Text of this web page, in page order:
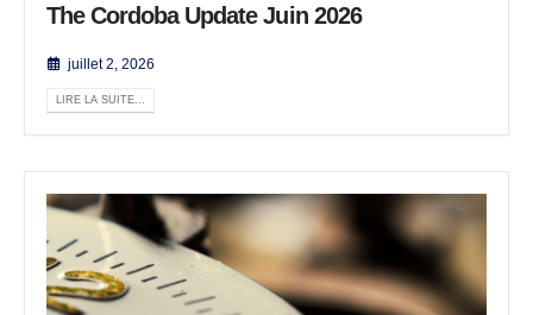
The Cordoba Update Juin 2026
juillet 2, 2026
LIRE LA SUITE...